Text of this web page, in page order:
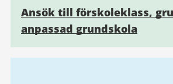
Ansök till förskoleklass,
anpassad grundskola